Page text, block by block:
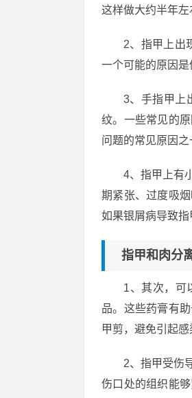
这样做大约半年左
2、指甲上出
一个可能的原因是
3、手指甲上
纹。一些常见的
问题的常见原因之
4、指甲上有
期紧张、过度吸
如果银屑病导致指
指甲和肉分
1、其次，可
品。这些药膏有
甲剪，避免引起
2、指甲受伤
伤口处的组织能